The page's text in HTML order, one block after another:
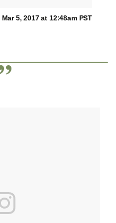
Mar 5, 2017 at 12:48am PST